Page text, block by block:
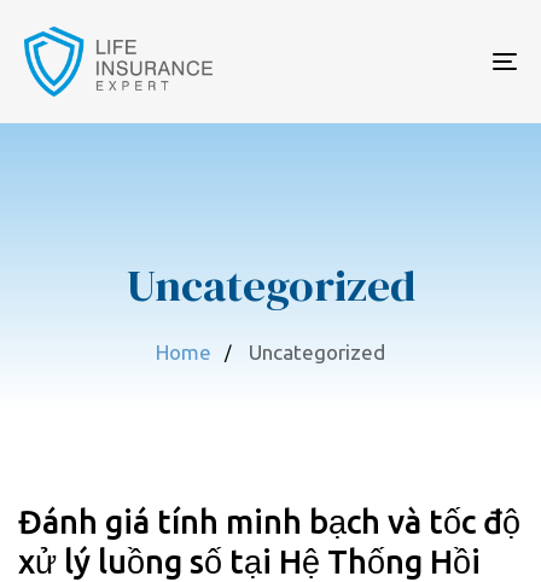
Uncategorized
Home Uncategorized
Đánh giá tính minh bạch và tốc độ
xử lý luồng số tại Hệ Thống Hồi